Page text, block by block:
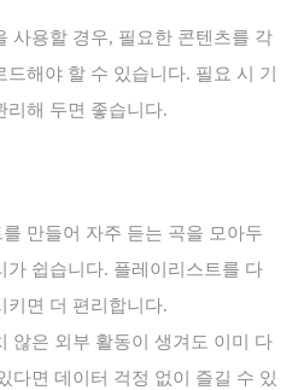
사용할 경우, 필요한 콘텐츠를 각
해야 할 수 있습니다. 필요 시 기
리해 두면 좋습니다.
만들어 자주 듣는 곡을 모아두
가 쉽습니다. 플레이리스트를 다
키면 더 편리합니다.
않은 외부 활동이 생겨도 이미 다
다면 데이터 걱정 없이 즐길 수 있